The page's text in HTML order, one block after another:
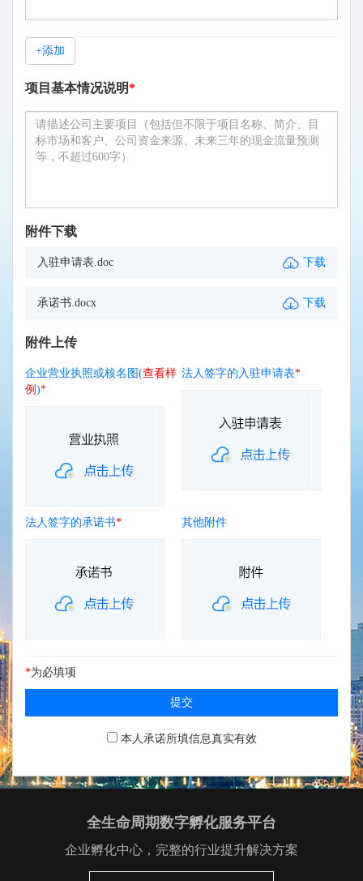
+添加
项目基本情况说明*
附件下载
入驻申请表.doc 下载
承诺书.docx 下载
附件上传
企业营业执照或核名图(查看样
例 )*
法人签字的入驻申请表*
法人签字的承诺书* 其他附件
*为必填项
提交
本人承诺所填信息真实有效
全生命周期数字孵化服务平台
企业孵化中心，完整的行业提升解决方案